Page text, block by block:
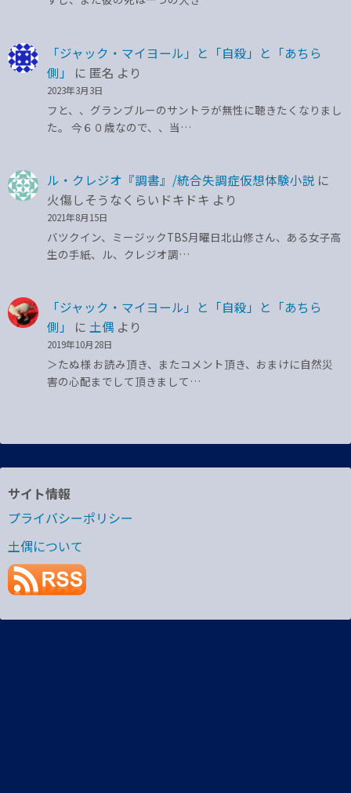
「ジャック・マイヨール」と「自殺」と「あちら
側」
に 匿名 より
2023年3月3日
フと、、グランブルーのサントラが無性に聴きたくなりまし
た。 今６０歳なので、、当…
ル・クレジオ『調書』/統合失調症仮想体験小説 に
火傷しそうなくらいドキドキ より
2021年8月15日
バツクイン、ミージックTBS月曜日北山修さん、ある女子高
生の手紙、ル、クレジオ調…
「ジャック・マイヨール」と「自殺」と「あちら
側」
に土偶 より
2019年10月28日
＞たぬ様 お読み頂き、またコメント頂き、おまけに自然災
害の心配までして頂きまして…
サイト情報
プライバシーポリシー
土偶について